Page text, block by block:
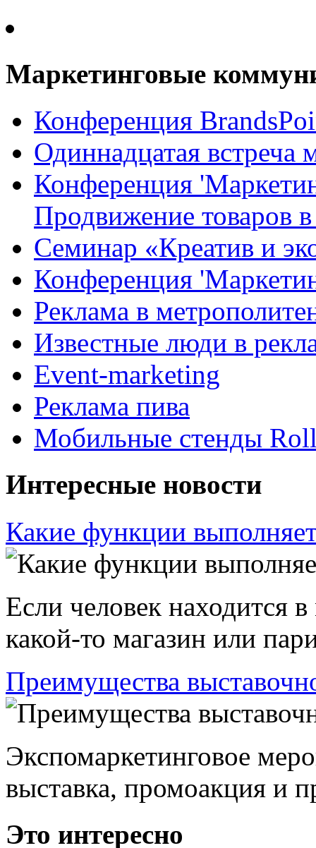
Маркетинговые
Конференция
Одиннадцатая
Конференция
Продвижение товаров
Семинар «Креатив и
Конференция
Реклама в
Известные люди в
Event-marketing
Реклама пива
Мобильные стенды
Интересные новости
Какие функции
Если человек находится
какой-то магазин или
Преимущества
Экспомаркетинговое
выставка, промоакция и
Это интересно